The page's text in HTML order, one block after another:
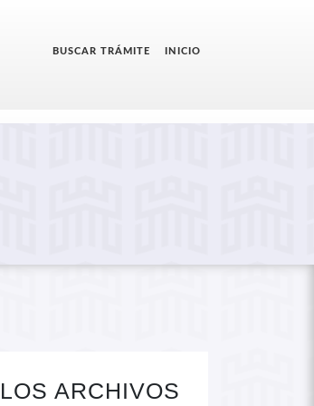
BUSCAR TRÁMITE INICIO
ARCHIVOS